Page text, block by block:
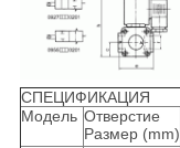
СПЕЦИФИКАЦИЯ
Модель Отверстие
Размер (mm)